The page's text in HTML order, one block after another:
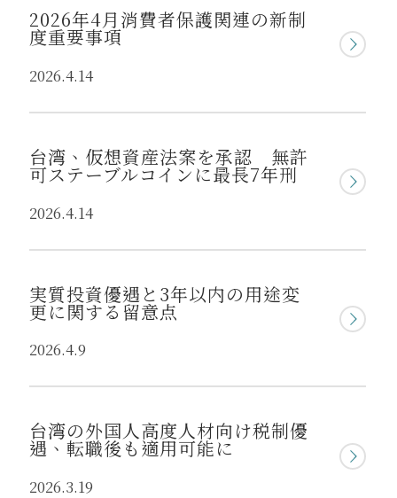
2026年4月消費者保護関連の新制
度重要事項
2026.4.14
台湾、仮想資産法案を承認 無許
可ステーブルコインに最長7年刑
2026.4.14
実質投資優遇と3年以内の用途変
更に関する留意点
2026.4.9
台湾の外国人高度人材向け税制優
遇、転職後も適用可能に
2026.3.19